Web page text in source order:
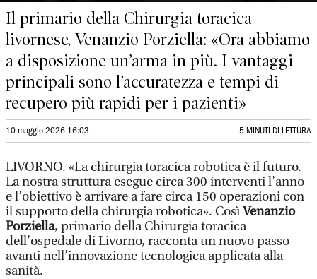
Il primario della Chirurgia toracica
livornese, Venanzio Porziella: «Ora abbiamo
a disposizione un’arma in più. I vantaggi
principali sono l’accuratezza e tempi di
recupero più rapidi per i pazienti»
10 maggio 2026 16:03 5 MINUTI DI LETTURA
LIVORNO. «La chirurgia toracica robotica è il futuro.
La nostra struttura esegue circa 300 interventi l’anno
e l’obiettivo è arrivare a fare circa 150 operazioni con
il supporto della chirurgia robotica». CosìVenanzio
Porziella, primario della Chirurgia toracica
dell’ospedale di Livorno, racconta un nuovo passo
avanti nell’innovazione tecnologica applicata alla
sanità.